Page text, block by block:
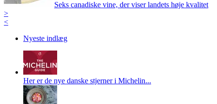
Seks canadiske vine, der viser landets høje kvalitet
>
<
Nyeste indlæg
Her er de nye danske stjerner i Michelin...